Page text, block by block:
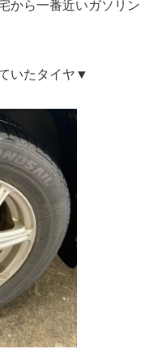
から一番近いガソリン
いたタイヤ▼